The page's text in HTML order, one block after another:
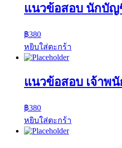
แนวข้อสอบ นักบัญ
฿380
หยิบใส่ตะกร้า
แนวข้อสอบ เจ้าพ
฿380
หยิบใส่ตะกร้า